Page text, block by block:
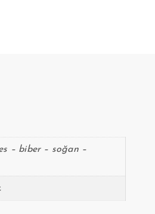
– biber – soğan –